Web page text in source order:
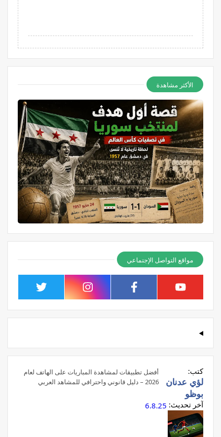
الأكثر مشاهدة
مواقع التواصل الإجتماعي
أفضل تطبيقات لمشاهدة المباريات على الهاتف لعام
2026 – دليل قانوني واحترافي للمشاهد العربي
كتب:
لؤي عدنان
بوظو
آخر تحديث: 6.8.25